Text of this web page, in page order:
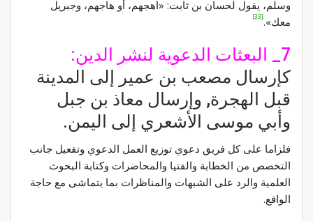
وسلم، يقول لحسان بن ثابت: «اهجهم، أو هاجهم، وجبريل
معك».[33]
7_ البعثات الدعوية لنشر الدين:
كإرسال مصعب بن عمير إلى المدينة
قبل الهجرة, وإرسال معاذ بن جبل
وأبي موسى الأشعري إلى اليمن.
فلزاما على كل فريق دعوي توزيع العمل الدعوي وتفعيل جانب
التخصص من الخطابة والفتيا والمحاضرات وكتابة البحوث
العلمية والرد على الشبهات والمناظرات بما يتماشى مع حاجة
الواقع.